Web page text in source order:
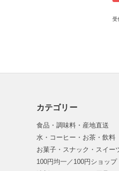
受
カテゴリー
食品・調味料・産地直送
水・コーヒー・お茶・飲料
お菓子・スナック・スイー
100円均一／100円ショップ